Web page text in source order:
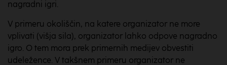
nagradni igri.
V primeru okoliščin, na katere organizator ne more
vplivati (višja sila), organizator lahko odpove nagradno
igro. O tem mora prek primernih medijev obvestiti
udeležence. V takšnem primeru organizator ne